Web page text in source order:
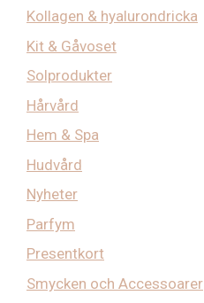
Kollagen & hyalurondricka
Kit & Gåvoset
Solprodukter
Hårvård
Hem & Spa
Hudvård
Nyheter
Parfym
Presentkort
Smycken och Accessoarer